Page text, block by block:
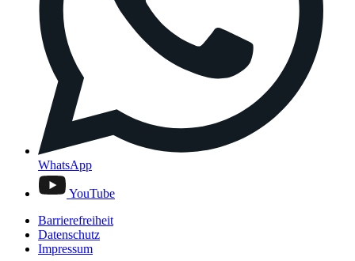
WhatsApp
YouTube
Barrierefreiheit
Datenschutz
Impressum